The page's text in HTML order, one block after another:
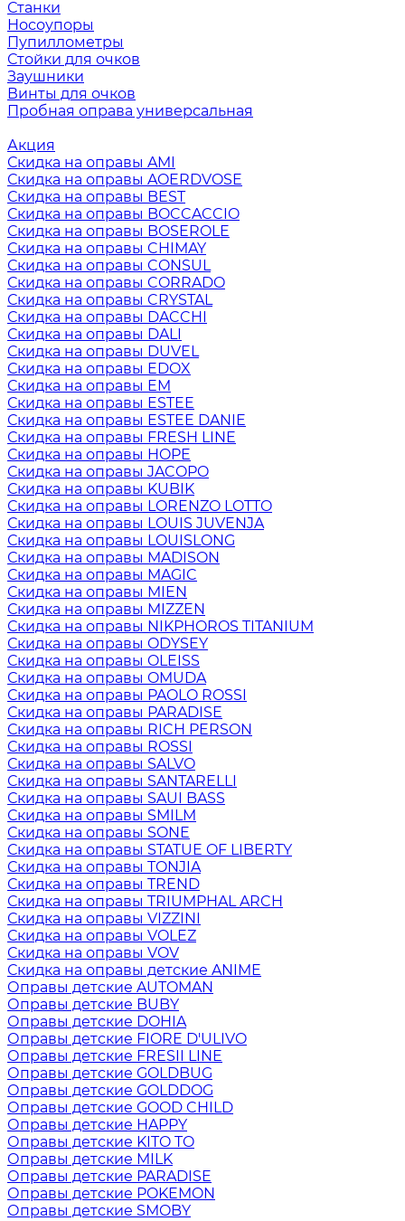
Станки
Носоупоры
Пупиллометры
Стойки для очков
Заушники
Винты для очков
Пробная оправа универсальная
Акция
Скидка на оправы AMI
Скидка на оправы AOERDVOSE
Скидка на оправы BEST
Скидка на оправы BOCCACCIO
Скидка на оправы BOSEROLE
Скидка на оправы CHIMAY
Скидка на оправы CONSUL
Скидка на оправы CORRADO
Скидка на оправы CRYSTAL
Скидка на оправы DACCHI
Скидка на оправы DALI
Скидка на оправы DUVEL
Скидка на оправы EDOX
Скидка на оправы EM
Скидка на оправы ESTEE
Скидка на оправы ESTEE DANIE
Скидка на оправы FRESH LINE
Скидка на оправы HOPE
Скидка на оправы JACOPO
Скидка на оправы KUBIK
Скидка на оправы LORENZO LOTTO
Скидка на оправы LOUIS JUVENJA
Скидка на оправы LOUISLONG
Скидка на оправы MADISON
Скидка на оправы MAGIC
Скидка на оправы MIEN
Скидка на оправы MIZZEN
Скидка на оправы NIKPHOROS TITANIUM
Скидка на оправы ODYSEY
Скидка на оправы OLEISS
Скидка на оправы OMUDA
Скидка на оправы PAOLO ROSSI
Скидка на оправы PARADISE
Скидка на оправы RICH PERSON
Скидка на оправы ROSSI
Скидка на оправы SALVO
Скидка на оправы SANTARELLI
Скидка на оправы SAUI BASS
Скидка на оправы SMILM
Скидка на оправы SONE
Скидка на оправы STATUE OF LIBERTY
Скидка на оправы TONJIA
Скидка на оправы TREND
Скидка на оправы TRIUMPHAL ARCH
Скидка на оправы VIZZINI
Скидка на оправы VOLEZ
Скидка на оправы VOV
Скидка на оправы детские ANIME
Оправы детские AUTOMAN
Оправы детские BUBY
Оправы детские DOHIA
Оправы детские FIORE D'ULIVO
Оправы детские FRESII LINE
Оправы детские GOLDBUG
Оправы детские GOLDDOG
Оправы детские GOOD CHILD
Оправы детские HAPPY
Оправы детские KITO TO
Оправы детские MILK
Оправы детские PARADISE
Оправы детские POKEMON
Оправы детские SMOBY